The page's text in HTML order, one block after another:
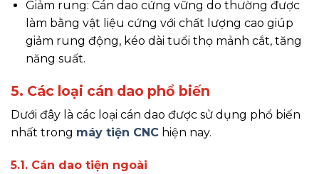
Giảm rung: Cán dao cứng vững do thường được
làm bằng vật liệu cứng với chất lượng cao giúp
giảm rung động, kéo dài tuổi thọ mảnh cắt, tăng
năng suất.
5. Các loại cán dao phổ biến
Dưới đây là các loại cán dao được sử dụng phổ biến
nhất trong máy tiện CNC hiện nay.
5.1. Cán dao tiện ngoài